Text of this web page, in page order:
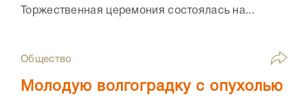
Торжественная церемония состоялась на...
Общество
Молодую волгоградку с опухолью